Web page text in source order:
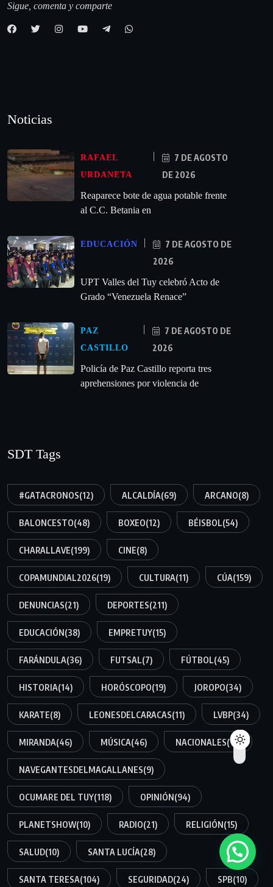
Sigue, comenta y comparte
Noticias
RAFAEL
URDANETA
7 DE AGOSTO
DE 2026
Reaparece bote de agua potable frente
al C.C. Betania en
EDUCACIÓN
7 DE AGOSTO DE
2026
UPT Valles del Tuy celebró Acto de
Grado “Venezuela Renace”
PAZ
CASTILLO
7 DE AGOSTO DE
2026
‎Policía de Paz Castillo reporta tres
aprehensiones por violencia de
SDT Tags
#GATACRONOS(12) ALCALDÍA(69) ARCANO(8)
BALONCESTO(48) BOXEO(12) BÉISBOL(54)
CHARALLAVE(199) CINE(8)
COPAMUNDIAL2026(19) CULTURA(11) CÚA(159)
DENUNCIAS(21) DEPORTES(211)
EDUCACIÓN(38) EMPRETUY(15)
FARÁNDULA(36) FUTSAL(7) FÚTBOL(45)
HISTORIA(14) HORÓSCOPO(19) JOROPO(34)
KARATE(8) LEONESDELCARACAS(11) LVBP(34)
MIRANDA(46) MÚSICA(46) NACIONALES(12)
NAVEGANTESDELMAGALLANES(9)
OCUMARE DEL TUY(118) OPINIÓN(94)
PLANETSHOW(10) RADIO(21) RELIGIÓN(15)
SALUD(10) SANTA LUCÍA(28)
SANTA TERESA(104) SEGURIDAD(24) SPB(10)